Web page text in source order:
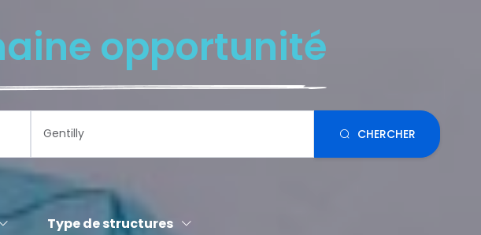
opportunité
CHERCHER
Type de structures